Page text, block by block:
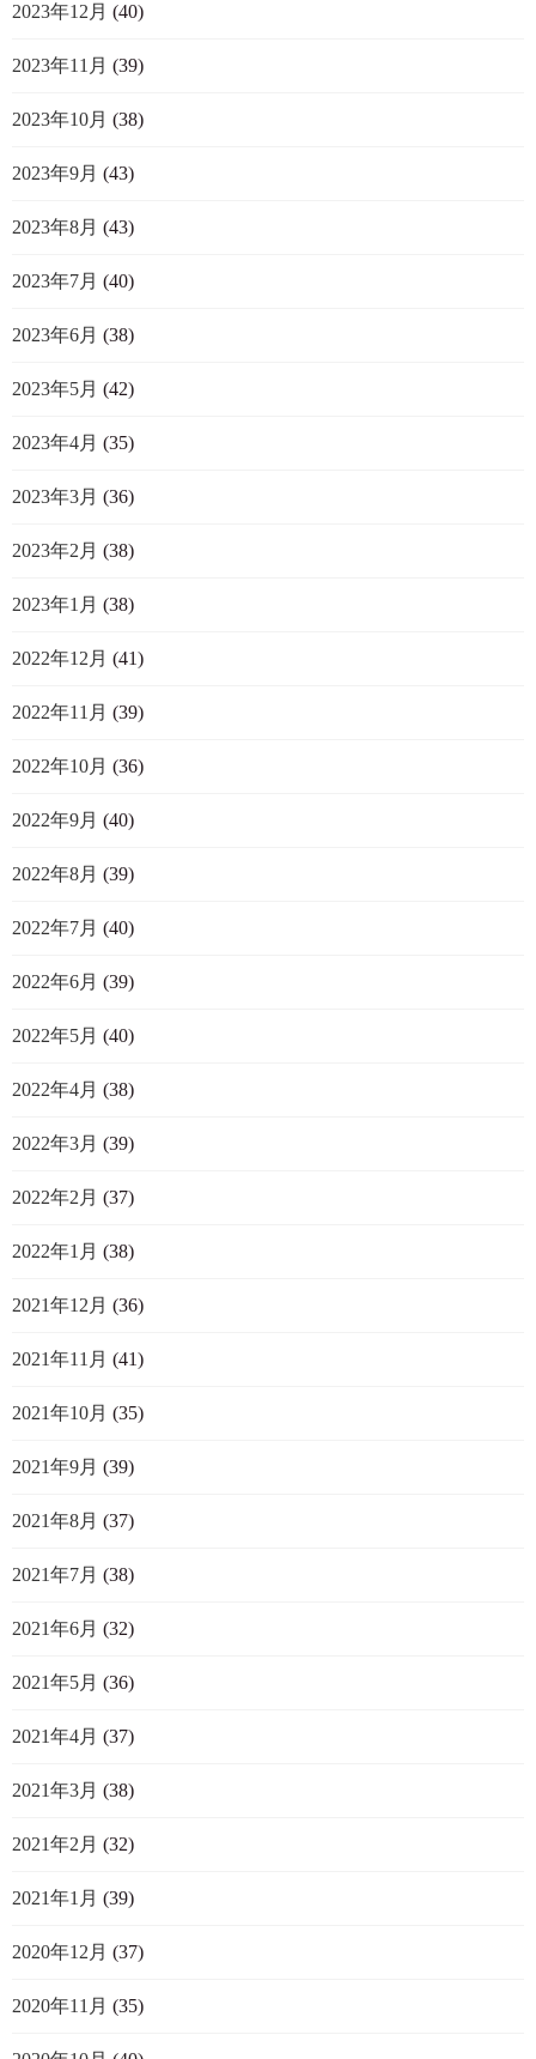
2023年12月 (40)
2023年11月 (39)
2023年10月 (38)
2023年9月 (43)
2023年8月 (43)
2023年7月 (40)
2023年6月 (38)
2023年5月 (42)
2023年4月 (35)
2023年3月 (36)
2023年2月 (38)
2023年1月 (38)
2022年12月 (41)
2022年11月 (39)
2022年10月 (36)
2022年9月 (40)
2022年8月 (39)
2022年7月 (40)
2022年6月 (39)
2022年5月 (40)
2022年4月 (38)
2022年3月 (39)
2022年2月 (37)
2022年1月 (38)
2021年12月 (36)
2021年11月 (41)
2021年10月 (35)
2021年9月 (39)
2021年8月 (37)
2021年7月 (38)
2021年6月 (32)
2021年5月 (36)
2021年4月 (37)
2021年3月 (38)
2021年2月 (32)
2021年1月 (39)
2020年12月 (37)
2020年11月 (35)